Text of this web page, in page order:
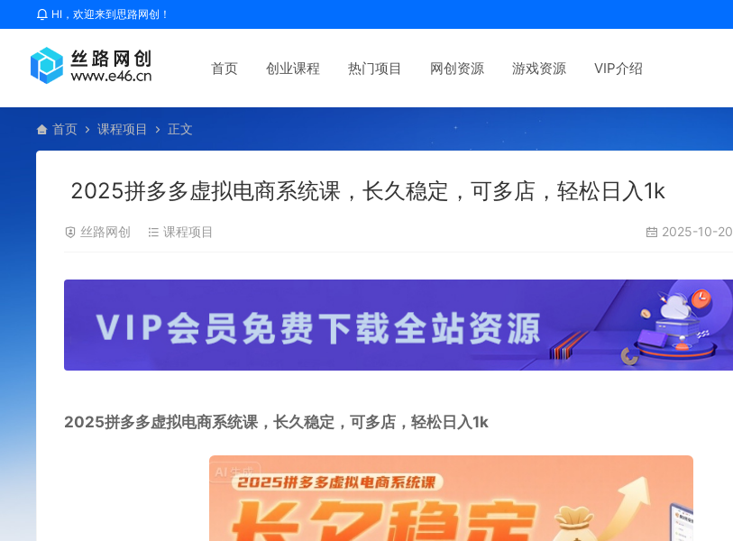
HI，欢迎来到思路网创！
首页 创业课程 热门项目 网创资源 游戏资源 VIP介绍
首页 课程项目 正文
2025拼多多虚拟电商系统课，长久稳定，可多店，轻松日入1k
丝路网创 课程项目 2025-10-20
2025拼多多虚拟电商系统课 ，长久稳定，可多店，轻松日入1k